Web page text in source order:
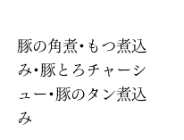
豚の角煮・もつ煮込
み・豚とろチャーシ
ュー・豚のタン煮込
み